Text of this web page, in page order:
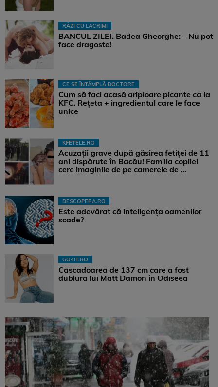
RÂZI CU LACRIMI
BANCUL ZILEI. Badea Gheorghe: – Nu pot
face dragoste!
CE SE ÎNTÂMPLĂ DOCTORE
Cum să faci acasă aripioare picante ca la
KFC. Rețeta + ingredientul care le face
unice
KFETELE.RO
Acuzații grave după găsirea fetiței de 11
ani dispărute în Bacău! Familia copilei
cere imaginile de pe camerele de ...
DESCOPERA.RO
Este adevărat că inteligența oamenilor
scade?
GO4IT.RO
Cascadoarea de 137 cm care a fost
dublura lui Matt Damon în Odiseea